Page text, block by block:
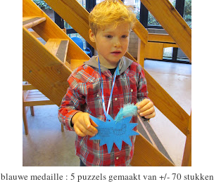
blauwe medaille : 5 puzzels gemaakt van +/- 70 stukken